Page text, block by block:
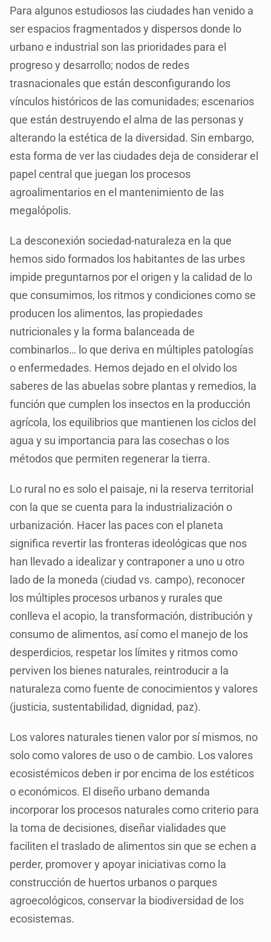
Para algunos estudiosos las ciudades han venido a
ser espacios fragmentados y dispersos donde lo
urbano e industrial son las prioridades para el
progreso y desarrollo; nodos de redes
trasnacionales que están desconfigurando los
vínculos históricos de las comunidades; escenarios
que están destruyendo el alma de las personas y
alterando la estética de la diversidad. Sin embargo,
esta forma de ver las ciudades deja de considerar el
papel central que juegan los procesos
agroalimentarios en el mantenimiento de las
megalópolis.
La desconexión sociedad-naturaleza en la que
hemos sido formados los habitantes de las urbes
impide preguntarnos por el origen y la calidad de lo
que consumimos, los ritmos y condiciones como se
producen los alimentos, las propiedades
nutricionales y la forma balanceada de
combinarlos… lo que deriva en múltiples patologías
o enfermedades. Hemos dejado en el olvido los
saberes de las abuelas sobre plantas y remedios, la
función que cumplen los insectos en la producción
agrícola, los equilibrios que mantienen los ciclos del
agua y su importancia para las cosechas o los
métodos que permiten regenerar la tierra.
Lo rural no es solo el paisaje, ni la reserva territorial
con la que se cuenta para la industrialización o
urbanización. Hacer las paces con el planeta
significa revertir las fronteras ideológicas que nos
han llevado a idealizar y contraponer a uno u otro
lado de la moneda (ciudad vs. campo), reconocer
los múltiples procesos urbanos y rurales que
conlleva el acopio, la transformación, distribución y
consumo de alimentos, así como el manejo de los
desperdicios, respetar los límites y ritmos como
perviven los bienes naturales, reintroducir a la
naturaleza como fuente de conocimientos y valores
(justicia, sustentabilidad, dignidad, paz).
Los valores naturales tienen valor por sí mismos, no
solo como valores de uso o de cambio. Los valores
ecosistémicos deben ir por encima de los estéticos
o económicos. El diseño urbano demanda
incorporar los procesos naturales como criterio para
la toma de decisiones, diseñar vialidades que
faciliten el traslado de alimentos sin que se echen a
perder, promover y apoyar iniciativas como la
construcción de huertos urbanos o parques
agroecológicos, conservar la biodiversidad de los
ecosistemas.